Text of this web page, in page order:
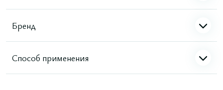
Бренд
Способ применения